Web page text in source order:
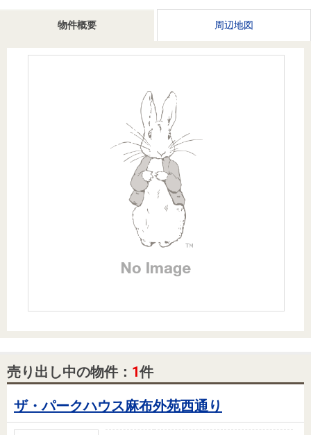
を
住宅ロー
ンシミュ
レーショ
ン
購入ガイ
ド
売却向け
サービス
検索
住まい1プ
ラス（お
売却ガイ
ド
物件概要 周辺地図
売り出し中の物件： 1件
ザ・パークハウス麻布外苑西通り